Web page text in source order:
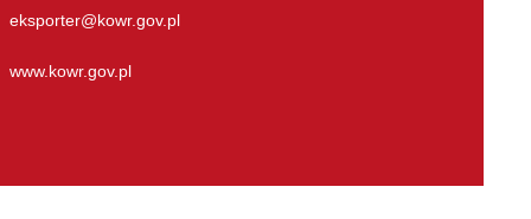
eksporter@kowr.gov.pl
www.kowr.gov.pl